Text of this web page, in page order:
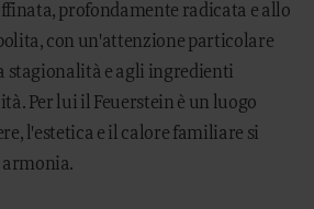
profondamente radicata e allo
con un'attenzione particolare
stagionalità e agli ingredienti
Per lui il Feuerstein è un luogo
l'estetica e il calore familiare si
armonia.